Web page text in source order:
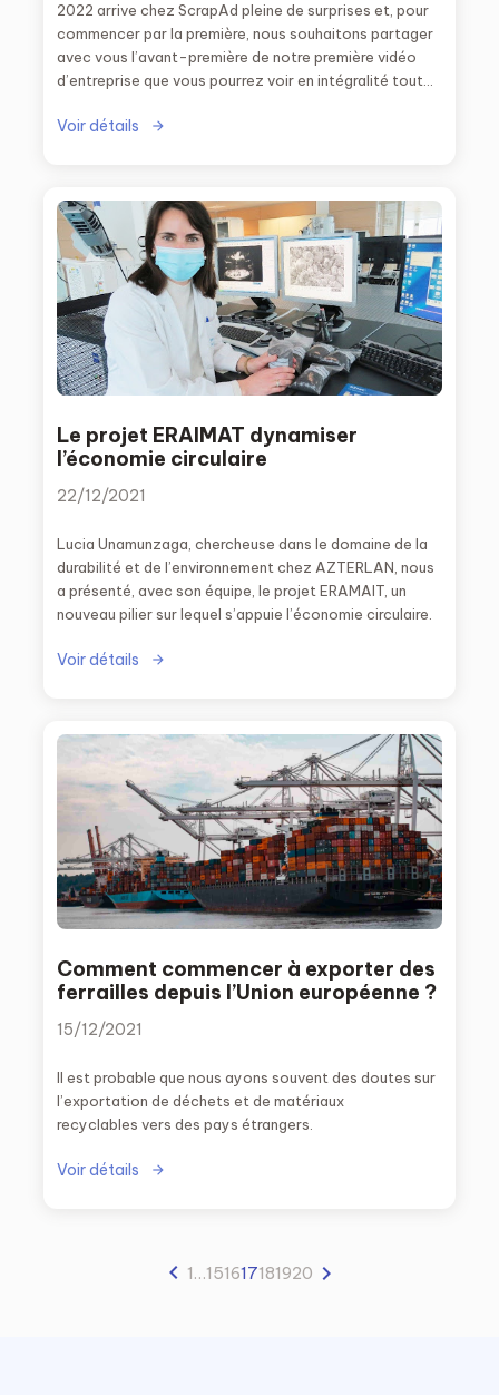
2022 arrive chez ScrapAd pleine de surprises et, pour
commencer par la première, nous souhaitons partager
avec vous l’avant-première de notre première vidéo
d’entreprise que vous pourrez voir en intégralité tout
Voir détails
Le projet ERAIMAT dynamiser
l’économie circulaire
22/12/2021
Lucia Unamunzaga, chercheuse dans le domaine de la
durabilité et de l’environnement chez AZTERLAN, nous
a présenté, avec son équipe, le projet ERAMAIT, un
nouveau pilier sur lequel s’appuie l’économie circulaire.
Voir détails
Comment commencer à exporter des
ferrailles depuis l’Union européenne ?
15/12/2021
Il est probable que nous ayons souvent des doutes sur
l’exportation de déchets et de matériaux
recyclables vers des pays étrangers.
Voir détails
1…151617181920